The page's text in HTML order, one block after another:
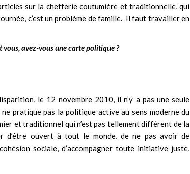
sur la chefferie coutumière et traditionnelle, qui
c’est un problème de famille. Il faut travailler en
avez-vous une carte politique ?
le 12 novembre 2010, il n’y a pas une seule
pratique pas la politique active au sens moderne du
et traditionnel qui n’est pas tellement différent de la
d’être ouvert à tout le monde, de ne pas avoir de
sociale, d’accompagner toute initiative juste,